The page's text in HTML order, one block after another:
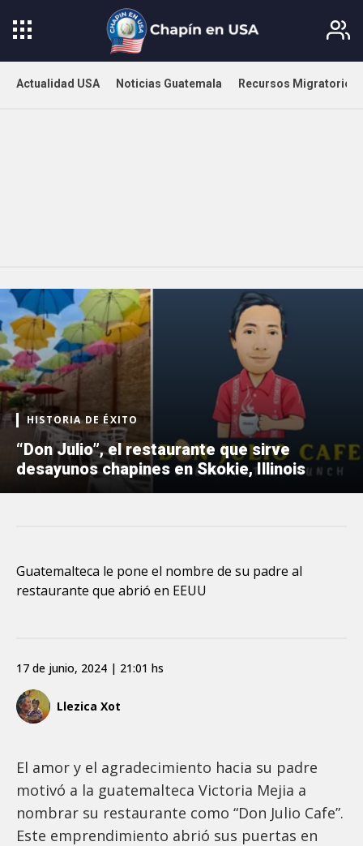
Actualidad USA Noticias Guatemala Recursos Migratorios
HISTORIA DE ÉXITO
“Don Julio”, el restaurante que sirve
desayunos chapines en Skokie, Illinois
Guatemalteca le pone el nombre de su padre al
restaurante que abrió en EEUU
Llezica Xot
17 de junio, 2024 | 21:01 hs
El amor y el agradecimiento hacia su padre
motivó a la guatemalteca Victoria Mejia a
nombrar su restaurante como “Don Julio Cafe”.
Este emprendimiento abrió sus puertas en